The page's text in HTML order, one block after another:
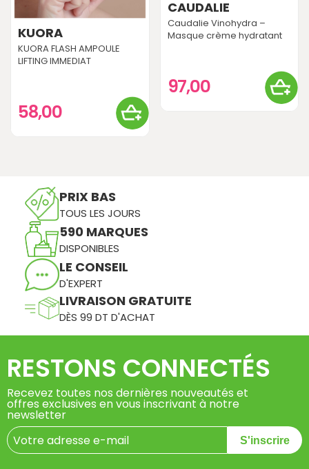
KUORA
KUORA FLASH AMPOULE
LIFTING IMMEDIAT
58,00
CAUDALIE
Caudalie Vinohydra –
Masque crème hydratant
97,00
PRIX BAS
TOUS LES JOURS
590 MARQUES
DISPONIBLES
LE CONSEIL
D'EXPERT
LIVRAISON GRATUITE
DÈS 99 DT D'ACHAT
RESTONS CONNECTÉS
Recevez toutes nos dernières nouveautés et
offres exclusives en vous inscrivant à notre
newsletter
S'inscrire